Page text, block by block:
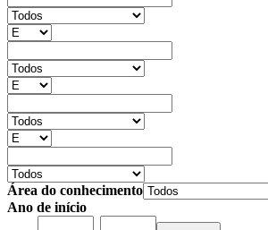
Área do conhecimento
Ano de início